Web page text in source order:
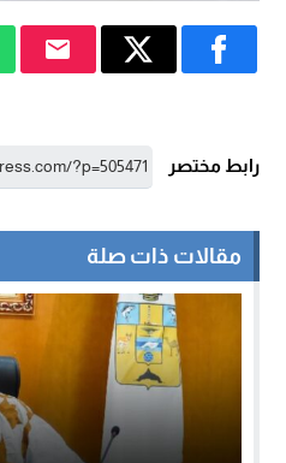
رابط مختصر
مقالات ذات صلة